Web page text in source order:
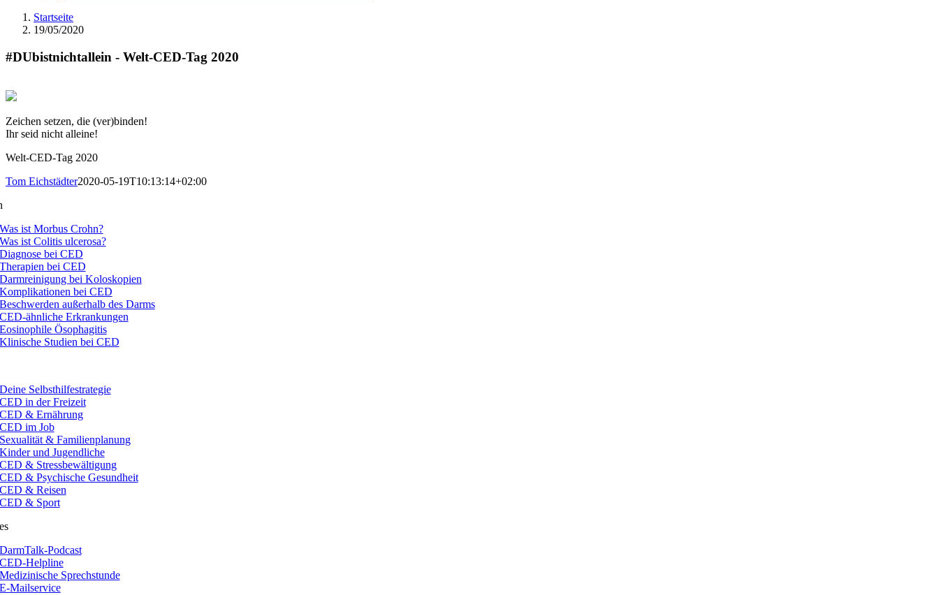
Startseite
19/05/2020
#DUbistnichtallein - Welt-CED-Tag 2020
Zeichen setzen, die (ver)binden!
Ihr seid nicht alleine!
Welt-CED-Tag 2020
Tom Eichstädter2020-05-19T10:13:14+02:00
ist Morbus Crohn?
ist Colitis ulcerosa?
bei CED
bei CED
bei Koloskopien
bei CED
außerhalb des Darms
ähnliche Erkrankungen
Ösophagitis
Studien bei CED
Selbsthilfestrategie
in der Freizeit
& Ernährung
im Job
& Familienplanung
und Jugendliche
& Stressbewältigung
& Psychische Gesundheit
& Reisen
& Sport
Podcast
Helpline
Sprechstunde
Mailservice